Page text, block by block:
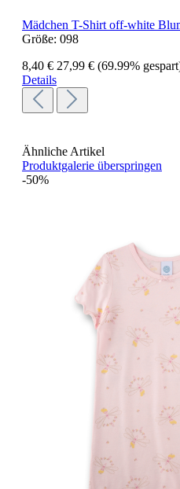
Mädchen T-Shirt off-white
Größe: 098
8,40 € 27,99 € (69.99%
Details
Ähnliche Artikel
Produktgalerie überspringen
-50%